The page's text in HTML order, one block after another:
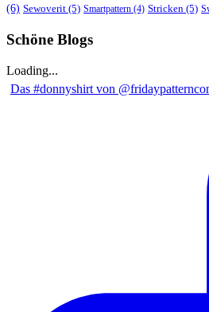
(6) Sewoverit (5) Smartpattern (4) Stricken (5)
Schöne Blogs
Loading...
Das #donnyshirt von